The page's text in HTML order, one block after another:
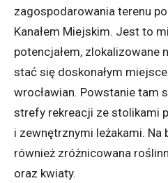
zagospodarowania terenu
Kanałem Miejskim. Jest to
potencjałem, zlokalizowane
stać się doskonałym
wrocławian. Powstanie tam
strefy rekreacji ze stolikami
i zewnętrznymi leżakami. Na
również zróżnicowana
oraz kwiaty.